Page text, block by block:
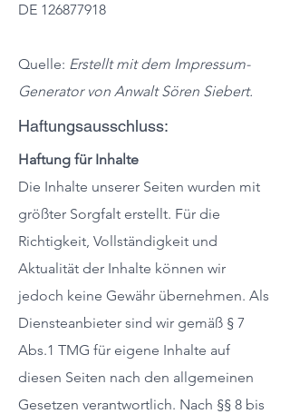
DE 126877918
Quelle: Erstellt mit dem Impressum-
Generator von AnwaltSören Siebert.
Haftungsausschluss:
Haftung für Inhalte
Die Inhalte unserer Seiten wurden mit
größter Sorgfalt erstellt. Für die
Richtigkeit, Vollständigkeit und
Aktualität der Inhalte können wir
jedoch keine Gewähr übernehmen. Als
Diensteanbieter sind wir gemäß § 7
Abs.1 TMG für eigene Inhalte auf
diesen Seiten nach den allgemeinen
Gesetzen verantwortlich. Nach §§ 8 bis